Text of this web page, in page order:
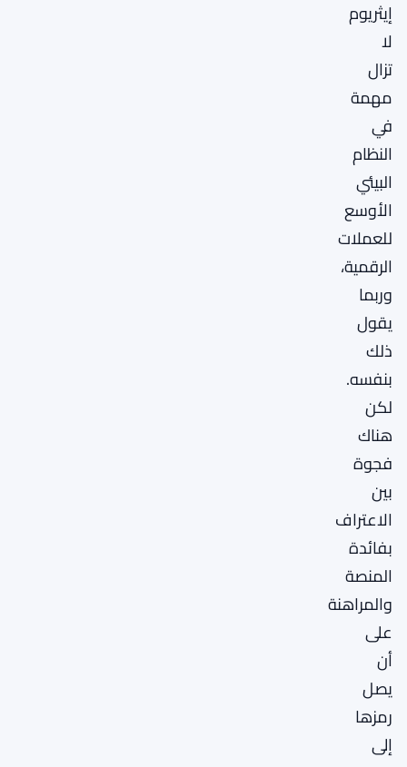
إيثريوم
لا
تزال
مهمة
في
النظام
البيئي
الأوسع
للعملات
الرقمية،
وربما
يقول
ذلك
بنفسه.
لكن
هناك
فجوة
بين
الاعتراف
بفائدة
المنصة
والمراهنة
على
أن
يصل
رمزها
إلى